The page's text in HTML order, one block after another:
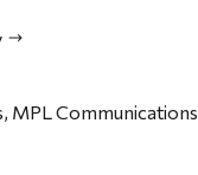
MPL Communications